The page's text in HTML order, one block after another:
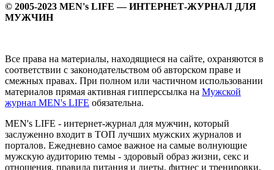
© 2005-2023 MEN's LIFE — ИНТЕРНЕТ-ЖУРНАЛ ДЛЯ
МУЖЧИН
Все права на материалы, находящиеся на сайте, охраняются в
соответствии с законодательством об авторском праве и
смежных правах. При полном или частичном использовании
материалов прямая активная гипперссылка на Мужской
журнал MEN's LIFE обязательна.
MEN's LIFE - интернет-журнал для мужчин, который
заслуженно входит в ТОП лучших мужских журналов и
порталов. Ежедневно самое важное на самые волнующие
мужскую аудиторию темы - здоровый образ жизни, секс и
отношения, правила питания и диеты, фитнес и тренировки,